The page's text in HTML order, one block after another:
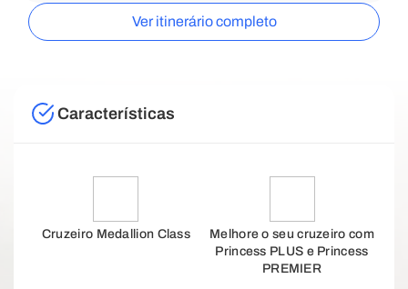
Ver itinerário completo
Características
Cruzeiro Medallion Class
Melhore o seu cruzeiro com
Princess PLUS e Princess
PREMIER